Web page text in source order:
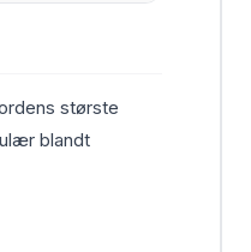
største
blandt